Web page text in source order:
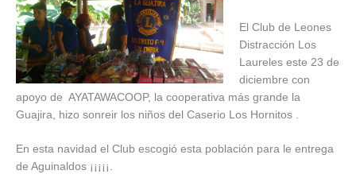
El Club de Leones
Distracción Los
Laureles este 23 de
diciembre con
apoyo de AYATAWACOOP, la cooperativa más grande la
Guajira, hizo sonreir los niños del Caserio Los Hornitos .
En esta navidad el Club escogió esta población para le entrega
de Aguinaldos ¡¡¡¡¡.